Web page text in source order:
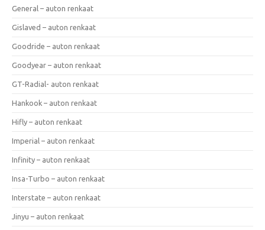
General – auton renkaat
Gislaved – auton renkaat
Goodride – auton renkaat
Goodyear – auton renkaat
GT-Radial- auton renkaat
Hankook – auton renkaat
Hifly – auton renkaat
Imperial – auton renkaat
Infinity – auton renkaat
Insa-Turbo – auton renkaat
Interstate – auton renkaat
Jinyu – auton renkaat